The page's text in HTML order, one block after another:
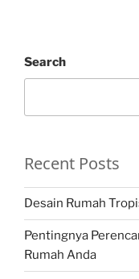
Search
Recent Posts
Desain Rumah
Pentingnya
Rumah Anda